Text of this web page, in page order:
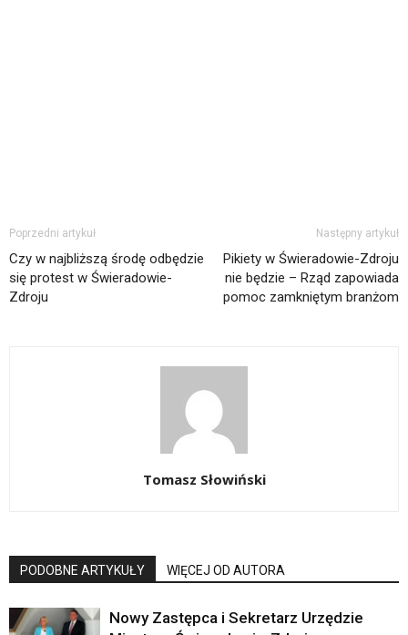
Poprzedni artykuł
Czy w najbliższą środę odbędzie
się protest w Świeradowie-
Zdroju
Następny artykuł
Pikiety w Świeradowie-Zdroju
nie będzie – Rząd zapowiada
pomoc zamkniętym branżom
Tomasz Słowiński
PODOBNE ARTYKUŁY WIĘCEJ OD AUTORA
Nowy Zastępca i Sekretarz Urzędzie